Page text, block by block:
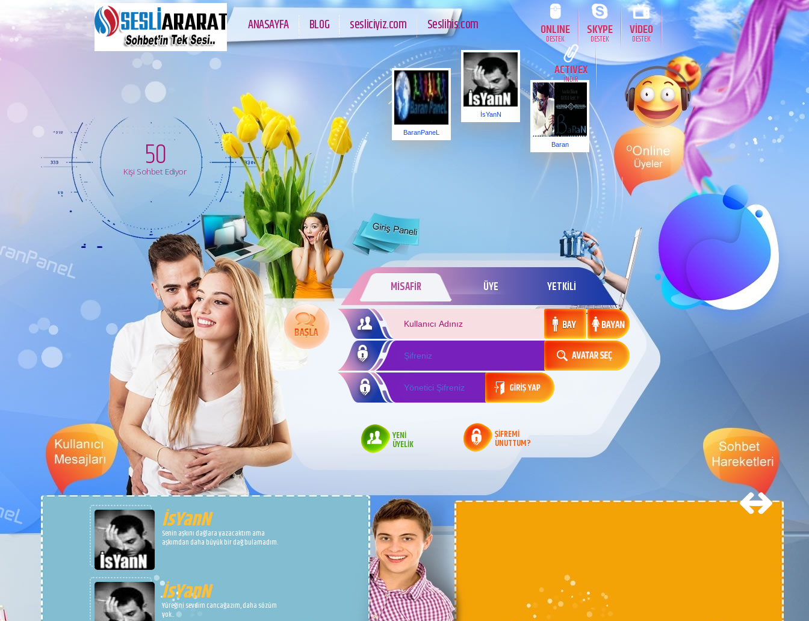
ONLINE
DESTEK
SKYPE
DESTEK
VİDEO
DESTEK
ACTIVEX
İNDİR
ANASAYFA BLOG sesliciyiz.com Seslihis.com
YENİ
ÜYELİK
ŞİFREMİ
UNUTTUM?
50
Kişi Sohbet Ediyor
MİSAFİR ÜYE YETKİLİ
BaranPaneL
İsYanN
Baran
İsYanN
Senin aşkını dağlara yazacaktım ama
aşkımdan daha büyük bir dağ bulamadım.
İsYanN
Yüreğini sevdim cancağazım, daha sözüm
yok..